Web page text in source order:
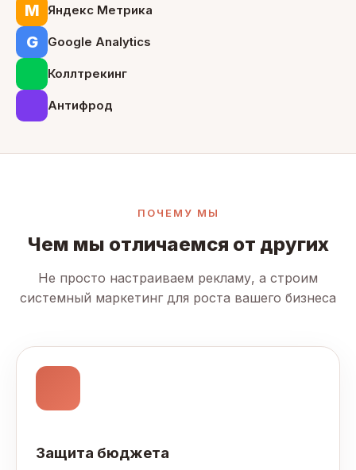
М Яндекс Метрика
G Google Analytics
Коллтрекинг
Антифрод
ПОЧЕМУ МЫ
Чем мы отличаемся от других
Не просто настраиваем рекламу, а строим
системный маркетинг для роста вашего бизнеса
Защита бюджета